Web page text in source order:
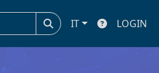
IT LOGIN